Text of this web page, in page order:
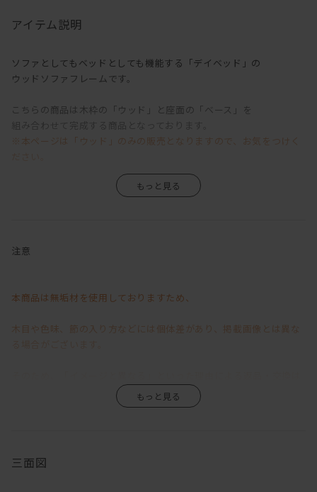
アイテム説明
ソファとしてもベッドとしても機能する「デイベッド」の
ウッドソファフレームです。
こちらの商品は木枠の「ウッド」と座面の「ベース」を
※本ページは「ウッド」のみの販売となりますので、お気をつけく
全4種類からお選びいただけます。
ーーーーーーーーーーーーーーーーーーーーーーーーーー
注意
本商品は無垢材を使用しておりますため、
木目や色味、節の入り方などには個体差があり、掲載画像とは異な
お受けいたしかねますので、あらかじめご了承くださいますようお
三面図